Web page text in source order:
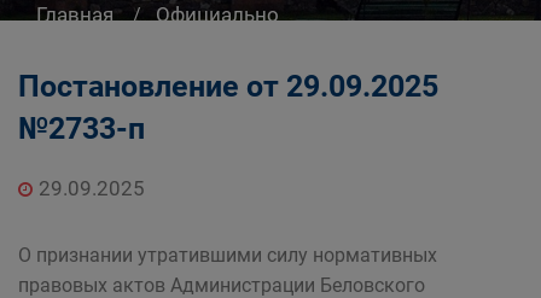
Главная
Официально
Постановление от 29.09.2025
№2733-п
29.09.2025
О признании утратившими силу нормативных
правовых актов Администрации Беловского